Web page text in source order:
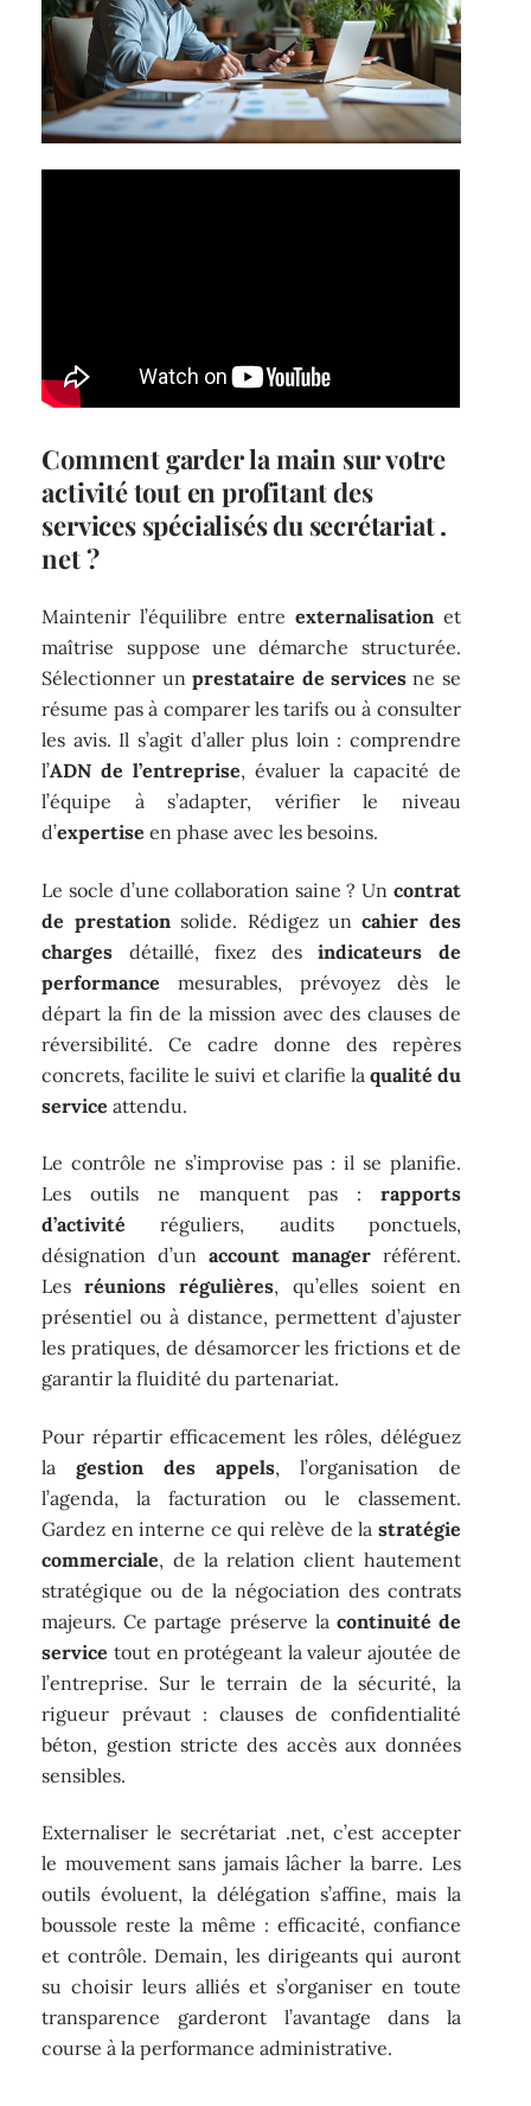
Comment garder la main sur votre
activité tout en profitant des
services spécialisés du secrétariat .
net ?
Maintenir l’équilibre entre externalisationet
maîtrise suppose une démarche structurée.
Sélectionner unprestataire de servicesne se
résume pas à comparer les tarifs ou à consulter
les avis. Il s’agit d’aller plus loin : comprendre
l’ADN de l’entreprise, évaluer la capacité de
l’équipe à s’adapter, vérifier le niveau
d’expertise en phase avec les besoins.
Le socle d’une collaboration saine ? Un contrat
de prestationsolide. Rédigez uncahier des
charges détaillé, fixez desindicateurs de
performance mesurables, prévoyez dès le
départ la fin de la mission avec des clauses de
réversibilité. Ce cadre donne des repères
concrets, facilite le suivi et clarifie la qualité du
service attendu.
Le contrôle ne s’improvise pas : il se planifie.
Les outils ne manquent pas : rapports
d’activité réguliers, audits ponctuels,
désignation d’un account managerréférent.
Lesréunions régulières, qu’elles soient en
présentiel ou à distance, permettent d’ajuster
les pratiques, de désamorcer les frictions et de
garantir la fluidité du partenariat.
Pour répartir efficacement les rôles, déléguez
lagestion des appels, l’organisation de
l’agenda, la facturation ou le classement.
Gardez en interne ce qui relève de la stratégie
commerciale, de la relation client hautement
stratégique ou de la négociation des contrats
majeurs. Ce partage préserve la continuité de
service tout en protégeant la valeur ajoutée de
l’entreprise. Sur le terrain de la sécurité, la
rigueur prévaut : clauses de confidentialité
béton, gestion stricte des accès aux données
sensibles.
Externaliser le secrétariat .net, c’est accepter
le mouvement sans jamais lâcher la barre. Les
outils évoluent, la délégation s’affine, mais la
boussole reste la même : efficacité, confiance
et contrôle. Demain, les dirigeants qui auront
su choisir leurs alliés et s’organiser en toute
transparence garderont l’avantage dans la
course à la performance administrative.